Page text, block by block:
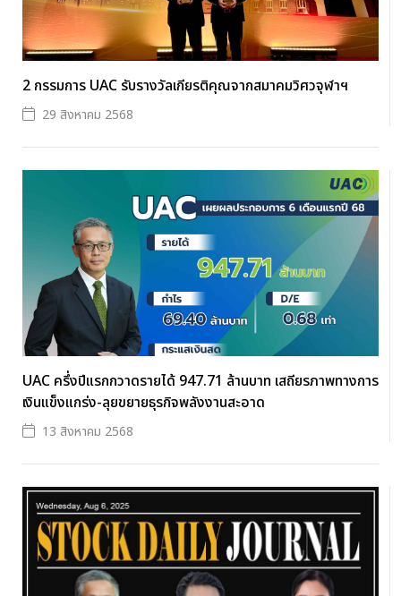
2 กรรมการ UAC รับรางวัลเกียรติคุณจากสมาคมวิศวจุฬาฯ
29 สิงหาคม 2568
UAC ครึ่งปีแรกกวาดรายได้ 947.71 ล้านบาท เสถียรภาพทางการ
เงินแข็งแกร่ง-ลุยขยายธุรกิจพลังงานสะอาด
13 สิงหาคม 2568